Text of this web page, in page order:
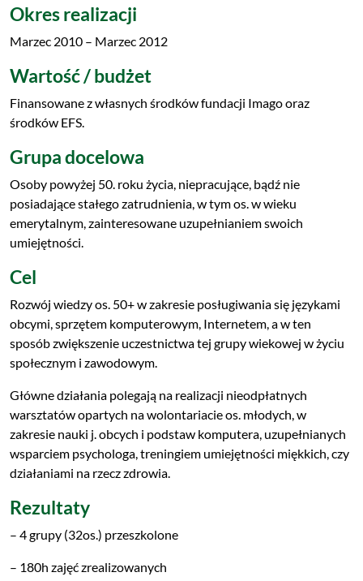
Okres realizacji
Marzec 2010 – Marzec 2012
Wartość / budżet
Finansowane z własnych środków fundacji Imago oraz
środków EFS.
Grupa docelowa
Osoby powyżej 50. roku życia, niepracujące, bądź nie
posiadające stałego zatrudnienia, w tym os. w wieku
emerytalnym, zainteresowane uzupełnianiem swoich
umiejętności.
Cel
Rozwój wiedzy os. 50+ w zakresie posługiwania się językami
obcymi, sprzętem komputerowym, Internetem, a w ten
sposób zwiększenie uczestnictwa tej grupy wiekowej w życiu
społecznym i zawodowym.
Główne działania polegają na realizacji nieodpłatnych
warsztatów opartych na wolontariacie os. młodych, w
zakresie nauki j. obcych i podstaw komputera, uzupełnianych
wsparciem psychologa, treningiem umiejętności miękkich, czy
działaniami na rzecz zdrowia.
Rezultaty
– 4 grupy (32os.) przeszkolone
– 180h zajęć zrealizowanych